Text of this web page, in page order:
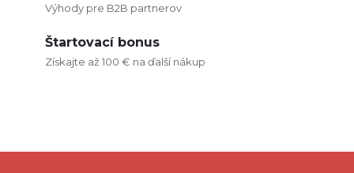
Výhody pre B2B partnerov
Štartovací bonus
Získajte až 100 € na ďalší nákup